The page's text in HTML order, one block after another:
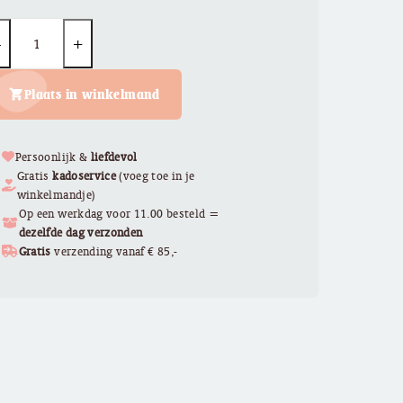
Plaats in winkelmand
Persoonlijk & liefdevol
Gratiskadoservice(voeg toe in je
winkelmandje)
Op een werkdag voor 11.00 besteld =
dezelfde dag verzonden
Gratis verzending vanaf € 85,-